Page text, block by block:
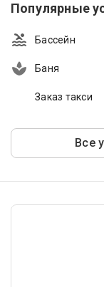
Популярные
Бассейн
Баня
Заказ такси
Все